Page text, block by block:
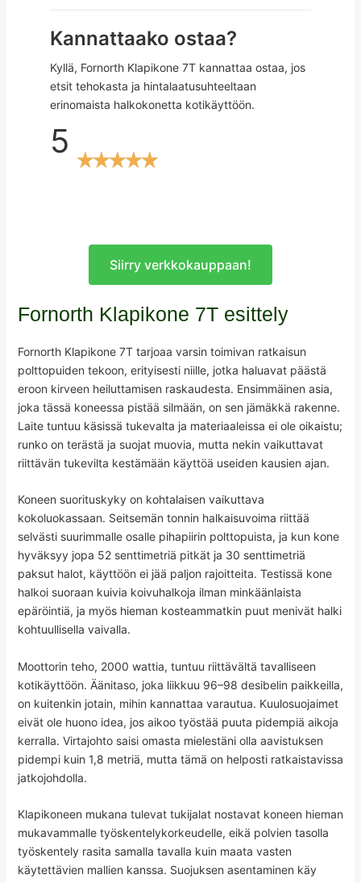
Kannattaako ostaa?
Kyllä, Fornorth Klapikone 7T kannattaa ostaa, jos
etsit tehokasta ja hintalaatusuhteeltaan
erinomaista halkokonetta kotikäyttöön.
5
Siirry verkkokauppaan!
Fornorth Klapikone 7T esittely
Fornorth Klapikone 7T tarjoaa varsin toimivan ratkaisun
polttopuiden tekoon, erityisesti niille, jotka haluavat päästä
eroon kirveen heiluttamisen raskaudesta. Ensimmäinen asia,
joka tässä koneessa pistää silmään, on sen jämäkkä rakenne.
Laite tuntuu käsissä tukevalta ja materiaaleissa ei ole oikaistu;
runko on terästä ja suojat muovia, mutta nekin vaikuttavat
riittävän tukevilta kestämään käyttöä useiden kausien ajan.
Koneen suorituskyky on kohtalaisen vaikuttava
kokoluokassaan. Seitsemän tonnin halkaisuvoima riittää
selvästi suurimmalle osalle pihapiirin polttopuista, ja kun kone
hyväksyy jopa 52 senttimetriä pitkät ja 30 senttimetriä
paksut halot, käyttöön ei jää paljon rajoitteita. Testissä kone
halkoi suoraan kuivia koivuhalkoja ilman minkäänlaista
epäröintiä, ja myös hieman kosteammatkin puut menivät halki
kohtuullisella vaivalla.
Moottorin teho, 2000 wattia, tuntuu riittävältä tavalliseen
kotikäyttöön. Äänitaso, joka liikkuu 96–98 desibelin paikkeilla,
on kuitenkin jotain, mihin kannattaa varautua. Kuulosuojaimet
eivät ole huono idea, jos aikoo työstää puuta pidempiä aikoja
kerralla. Virtajohto saisi omasta mielestäni olla aavistuksen
pidempi kuin 1,8 metriä, mutta tämä on helposti ratkaistavissa
jatkojohdolla.
Klapikoneen mukana tulevat tukijalat nostavat koneen hieman
mukavammalle työskentelykorkeudelle, eikä polvien tasolla
työskentely rasita samalla tavalla kuin maata vasten
käytettävien mallien kanssa. Suojuksen asentaminen käy